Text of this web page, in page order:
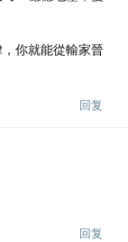
你就能從輸家晉
回复
回复